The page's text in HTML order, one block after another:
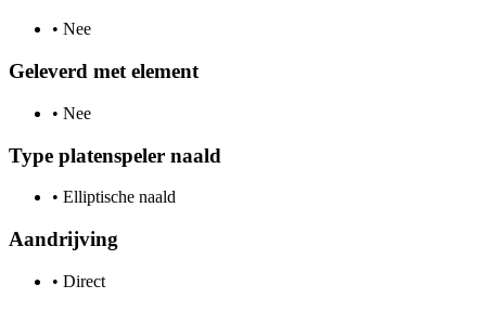
• Nee
Geleverd met element
• Nee
Type platenspeler naald
• Elliptische naald
Aandrijving
• Direct